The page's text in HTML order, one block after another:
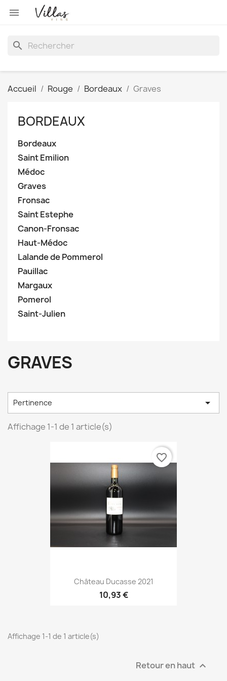

search
Accueil Rouge Bordeaux Graves
BORDEAUX
Bordeaux
Saint Emilion
Médoc
Graves
Fronsac
Saint Estephe
Canon-Fronsac
Haut-Médoc
Lalande de Pommerol
Pauillac
Margaux
Pomerol
Saint-Julien
GRAVES
Pertinence 
Affichage 1-1 de 1 article(s)
Château Ducasse 2021
10,93 €
favorite_border
Affichage 1-1 de 1 article(s)
Retour en haut 